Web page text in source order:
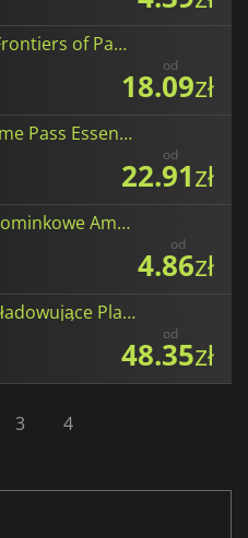
Avatar: Frontiers of Pandora Tokens
od
18.09zł
Xbox Game Pass Essential
od
22.91zł
Karty upominkowe Amazon w polskich złotych
od
4.86zł
Karty doładowujące PlayStation Network w złotych polskich
od
48.35zł
3 4